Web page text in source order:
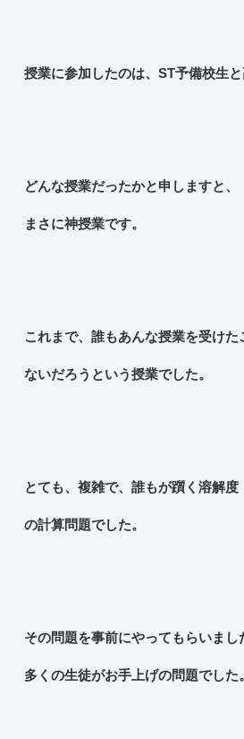
授業に参加したのは、ST予備校生と
どんな授業だったかと申しますと、
まさに神授業です。
これまで、誰もあんな授業を受けた
ないだろうという授業でした。
とても、複雑で、誰もが躓く溶解度
の計算問題でした。
その問題を事前にやってもらいまし
多くの生徒がお手上げの問題でした。